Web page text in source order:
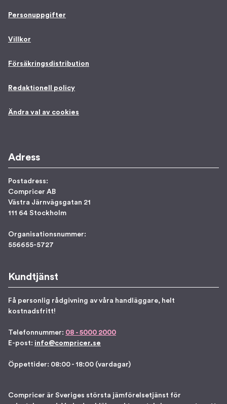
Personuppgifter
Villkor
Försäkringsdistribution
Redaktionell policy
Ändra val av cookies
Adress
Postadress:
Compricer AB
Västra Järnvägsgatan 21
111 64 Stockholm
Organisationsnummer:
556655-5727
Kundtjänst
Få personlig rådgivning av våra handläggare, helt
kostnadsfritt!
Telefonnummer: 08 - 5000 2000
E-post: info@compricer.se
Öppettider: 08:00 - 18:00 (vardagar)
Compricer är Sveriges största jämförelsetjänst för